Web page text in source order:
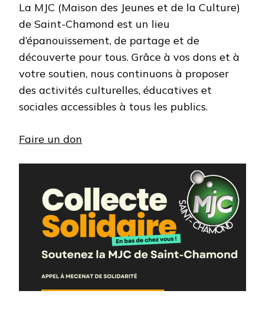
La MJC (Maison des Jeunes et de la Culture)
de Saint-Chamond est un lieu
d’épanouissement, de partage et de
découverte pour tous. Grâce à vos dons et à
votre soutien, nous continuons à proposer
des activités culturelles, éducatives et
sociales accessibles à tous les publics.
Faire un don